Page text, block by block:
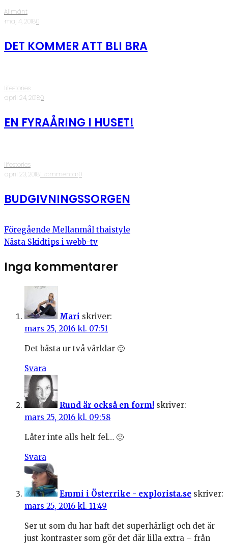
Allmänt
·maj 4, 2018·0
DET KOMMER ATT BLI BRA
lifestories
·april 24, 2018·0
EN FYRAÅRING I HUSET!
lifestories
·april 23, 2018·1 kommentar·0
BUDGIVNINGSSORGEN
Föregående Mellanmål thaistyle
Nästa Skidtips i webb-tv
Inga kommentarer
Mari skriver:
mars 25, 2016 kl. 07:51
Det bästa ur två världar 🙂
Svara
Rund är också en form! skriver:
mars 25, 2016 kl. 09:58
Låter inte alls helt fel… 🙂
Svara
Emmi i Österrike - explorista.se skriver:
mars 25, 2016 kl. 11:49
Ser ut som du har haft det superhärligt och det är
just kontraster som gör det där lilla extra – från